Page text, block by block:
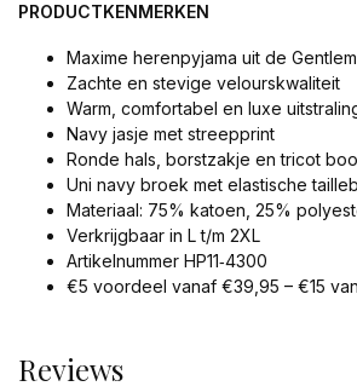
PRODUCTKENMERKEN
Maxime herenpyjama uit de
Zachte en stevige velourskwaliteit
Warm, comfortabel en luxe
Navy jasje met streepprint
Ronde hals, borstzakje en tricot
Uni navy broek met elastische
Materiaal: 75% katoen, 25%
Verkrijgbaar in L t/m 2XL
Artikelnummer HP11‑4300
€5 voordeel vanaf €39,95 – €15
Reviews